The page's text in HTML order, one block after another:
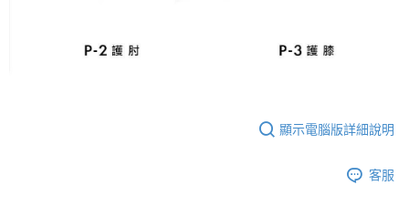
顯示電腦版詳細說明
客服